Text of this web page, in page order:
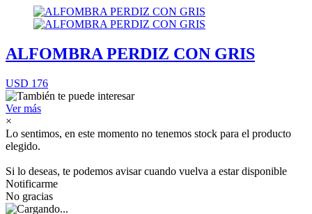
ALFOMBRA PERDIZ CON GRIS
USD 176
Ver más
×
Lo sentimos, en este momento no tenemos stock para el producto
elegido.
Si lo deseas, te podemos avisar cuando vuelva a estar disponible
Notificarme
No gracias